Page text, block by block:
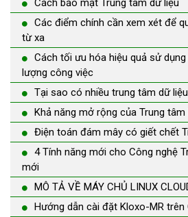
Cách bảo mật Trung tâm dữ liệu
Các điểm chính cần xem xét để
từ xa
Cách tối ưu hóa hiệu quả sử
lượng công việc
Tại sao có nhiều trung tâm dữ
Khả năng mở rộng của Trung tâm
Điện toán đám mây có giết chết
4 Tính năng mới cho Công nghệ
mới
MÔ TẢ VỀ MÁY CHỦ LINUX
Hướng dẫn cài đặt Kloxo-MR trên